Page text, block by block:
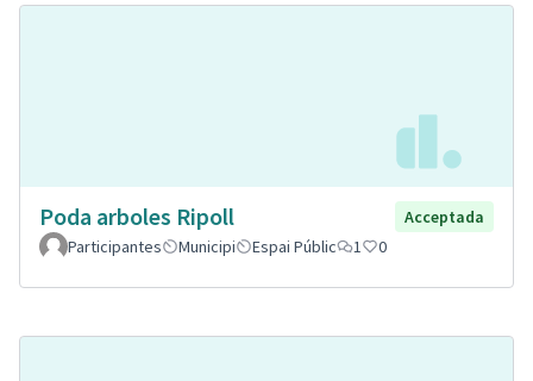
Poda arboles Ripoll
Acceptada
Participantes
Municipi Espai Públic 1 0